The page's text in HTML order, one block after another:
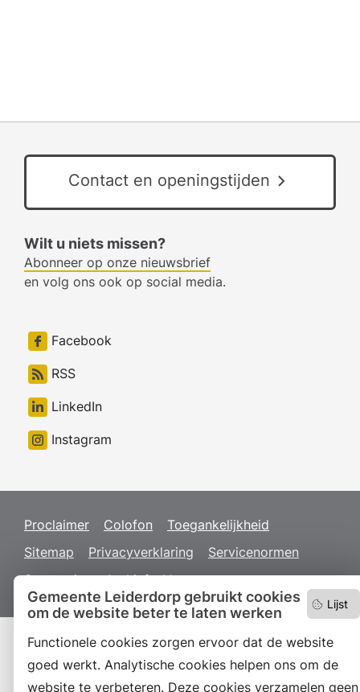
Lijst
Gemeente Leiderdorp gebruikt cookies
om de website beter te laten werken
Functionele cookies zorgen ervoor dat de website
goed werkt. Analytische cookies helpen ons om de
website te verbeteren. Deze cookies verzamelen geen
Contact en openingstijden
Wilt u niets missen?
Abonneer op onze nieuwsbrief
en volg ons ook op social media.
Facebook
RSS
LinkedIn
Instagram
Proclaimer Colofon
Toegankelijkheid
Sitemap
Privacyverklaring
Servicenormen
Suggesties
Archief Vacatures